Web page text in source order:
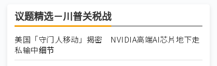
议题精选－川普关税战
美国「守门人移动」揭密 NVIDIA高端AI芯片地下走
私输中细节